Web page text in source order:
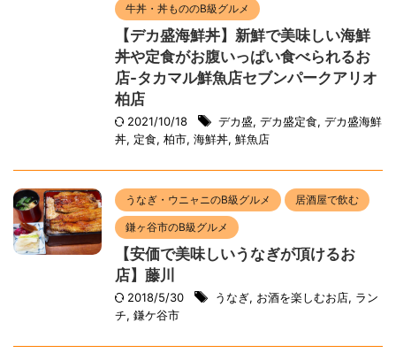
牛丼・丼もののB級グルメ
【デカ盛海鮮丼】新鮮で美味しい海鮮
丼や定食がお腹いっぱい食べられるお
店-タカマル鮮魚店セブンパークアリオ
柏店
2021/10/18 デカ盛, デカ盛定食, デカ盛海鮮
丼, 定食, 柏市, 海鮮丼, 鮮魚店
うなぎ・ウニャニのB級グルメ 居酒屋で飲む
鎌ヶ谷市のB級グルメ
【安価で美味しいうなぎが頂けるお
店】藤川
2018/5/30 うなぎ, お酒を楽しむお店, ラン
チ, 鎌ケ谷市